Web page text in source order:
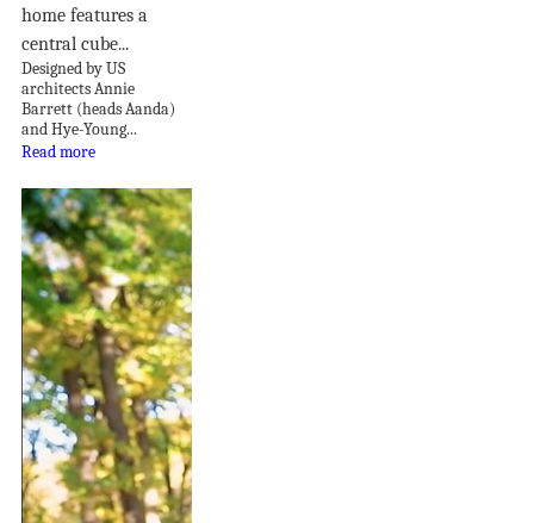
home features a
central cube...
Designed by US
architects Annie
Barrett (heads Aanda)
and Hye-Young...
Read more